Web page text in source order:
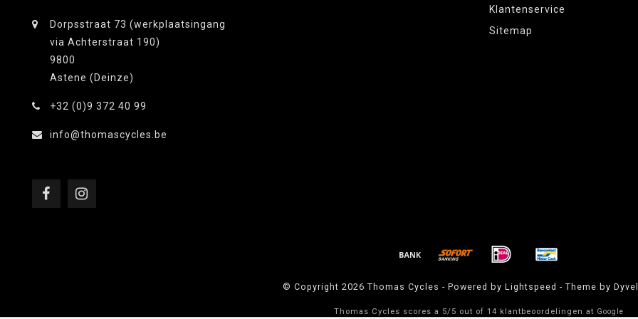
Dorpsstraat 73 (werkplaatsingang
via Achterstraat 190)
9800
Astene (Deinze)
+32 (0)9 372 40 99
info@thomascycles.be
Klantenservice
Sitemap
© Copyright 2026 Thomas Cycles - Powered by Lightspeed - Theme by
Thomas Cycles scores a 5/5 out of 14 klantbeoordelingen at Google